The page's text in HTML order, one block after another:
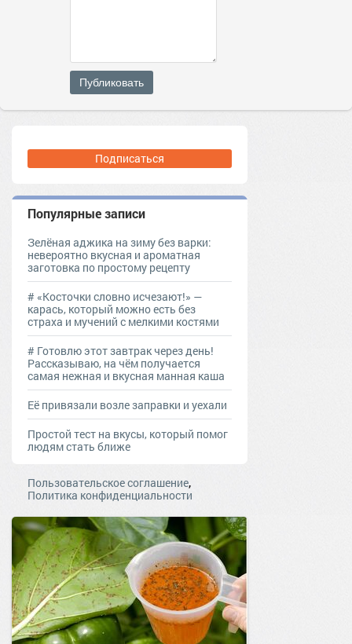
Публиковать
Подписаться
Популярные записи
Зелёная аджика на зиму без варки:
невероятно вкусная и ароматная
заготовка по простому рецепту
# «Косточки словно исчезают!» —
карась, который можно есть без
страха и мучений с мелкими костями
# Готовлю этот завтрак через день!
Рассказываю, на чём получается
самая нежная и вкусная манная каша
Её привязали возле заправки и уехали
Простой тест на вкусы, который помог
людям стать ближе
Пользовательское соглашение,
Политика конфиденциальности